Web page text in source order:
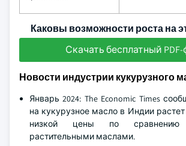
Каковы возможности роста на
Скачать бесплатный
Новости индустрии кукурузного
Январь 2024: The Economic Times
на кукурузное масло в Индии растет
низкой цены по
растительными маслами.